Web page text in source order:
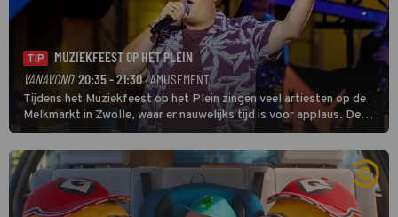
TIP
MUZIEKFEEST OP HET PLEIN
VANAVOND 20:35 - 21:30· AMUSEMENT
Tijdens het Muziekfeest op het Plein zingen veel artiesten op de
Melkmarkt in Zwolle, waar er nauwelijks tijd is voor applaus. De
grootste namen zijn André Hazes, Jannes, René Froger en
natuurlijk Rutger van Barneveld met zijn hit Zwoele Zomernachten.